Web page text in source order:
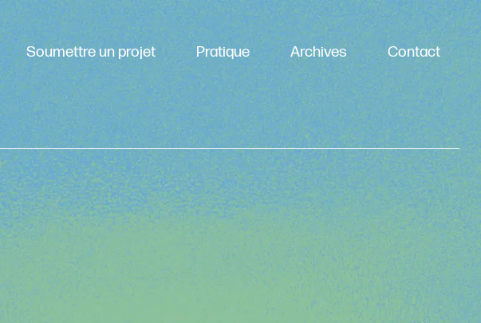
Soumettre un projet Pratique Archives Contact